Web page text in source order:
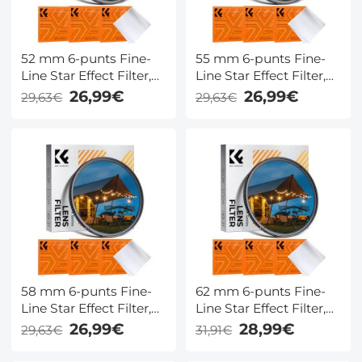
52 mm 6-punts Fine-
Line Star Effect Filter,
Cine & Dreamlike
Special Filter 18-laags
met 3
stofzuigerdoeken -
Nano-Klear-serie
29,63€ 26,99€
55 mm 6-punts Fine-
Line Star Effect Filter,
Cine & Dreamlike
Special Filter 18-laags
met 3
stofzuigerdoeken -
Nano-Klear-serie
29,63€ 26,99€
58 mm 6-punts Fine-
Line Star Effect Filter,
Cine & Dreamlike
Special Filter, 18-laags
29,63€ 26,99€
62 mm 6-punts Fine-
Line Star Effect Filter,
Cine & Dreamlike
Special Filter 18-laags
31,91€ 28,99€